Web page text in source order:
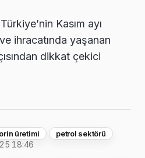
Kasım ayı
ihracatında yaşanan
dikkat çekici
üretimi
petrol sektörü
18:46